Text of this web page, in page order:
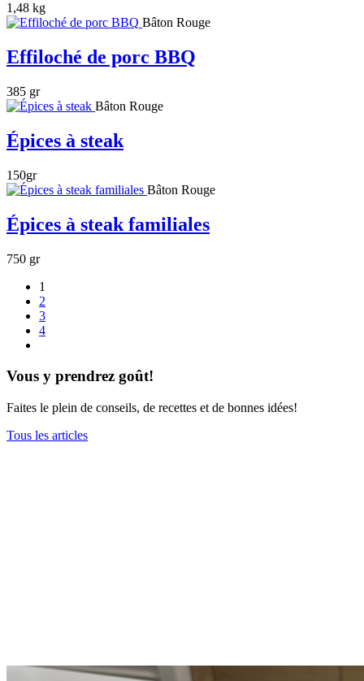
1,48 kg
Bâton Rouge
Effiloché de porc BBQ
385 gr
Bâton Rouge
Épices à steak
150gr
Bâton Rouge
Épices à steak familiales
750 gr
1
2
3
4
Vous y prendrez goût!
Faites le plein de conseils, de recettes et de bonnes idées!
Tous les articles